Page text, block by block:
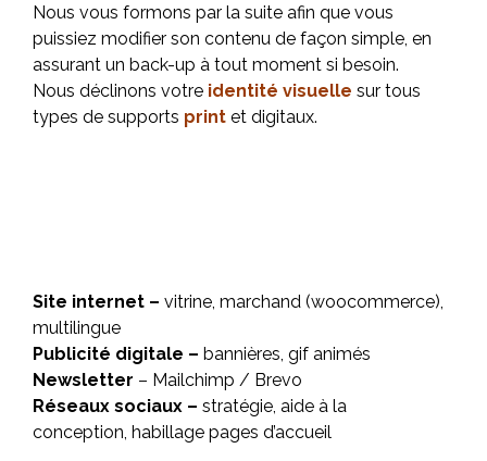
Nous vous formons par la suite afin que vous
puissiez modifier son contenu de façon simple, en
assurant un back-up à tout moment si besoin.
Nous déclinons votre identité visuelle sur tous
types de supports print et digitaux.
Site internet – vitrine, marchand (woocommerce),
multilingue
Publicité digitale – bannières, gif animés
Newsletter – Mailchimp / Brevo
Réseaux sociaux – stratégie, aide à la
conception, habillage pages d’accueil